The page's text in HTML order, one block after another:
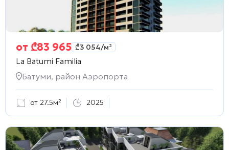
от ₾83 965 ₾3 054/м²
La Batumi Familia
Батуми, район Аэропорта
от 27.5м² 2025